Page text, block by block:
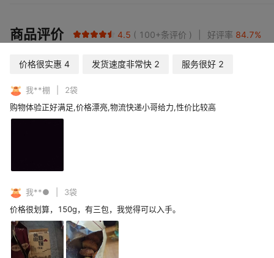
商品评价 4.5 100+条评价 好评率 84.7%
价格很实惠 4 发货速度非常快 2 服务很好 2
我**棚 2袋
购物体验正好满足,价格漂亮,物流快递小哥给力,性价比较高
我**● 3袋
价格很划算，150g，有三包，我觉得可以入手。